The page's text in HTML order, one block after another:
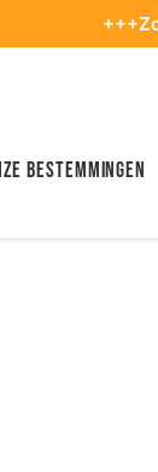
+++Zorg dat u
bestemmingen